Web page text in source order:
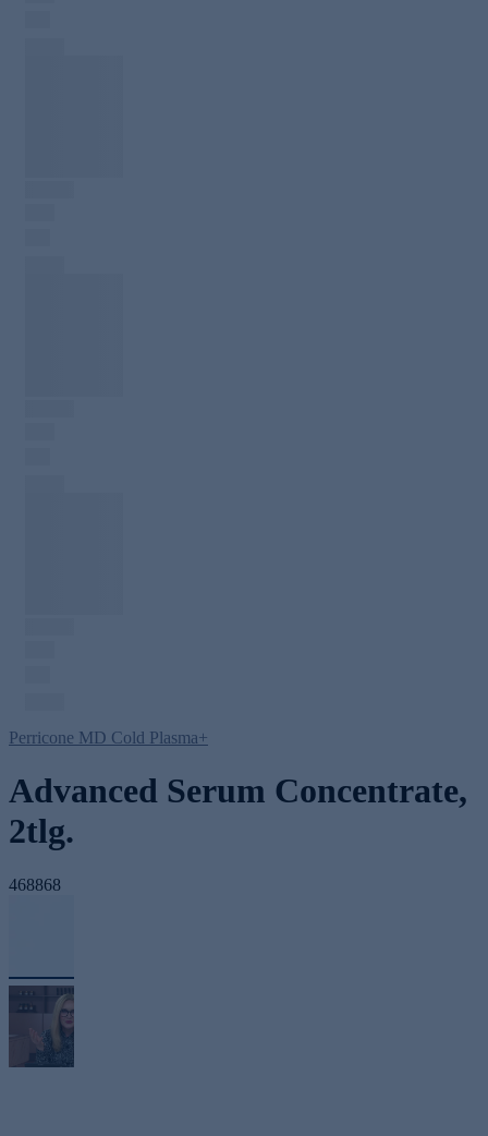
Perricone MD Cold Plasma+
Advanced Serum Concentrate,
2tlg.
468868